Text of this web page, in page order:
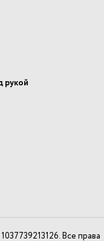
рукой
Все права